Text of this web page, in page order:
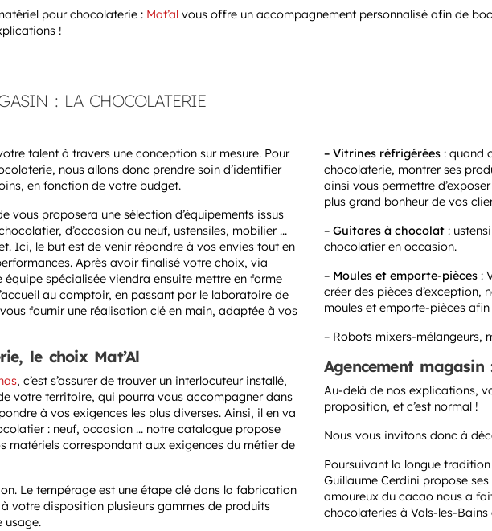
pour chocolaterie : Mat’alvous offre un accompagnement personnalisé afin de
!
: LA CHOCOLATERIE
talent à travers une conception sur mesure. Pour
nous allons donc prendre soin d’identifier
en fonction de votre budget.
vous proposera une sélection d’équipements issus
d’occasion ou neuf, ustensiles, mobilier …
Ici, le but est de venir répondre à vos envies tout en
Après avoir finalisé votre choix, via
équipe spécialisée viendra ensuite mettre en forme
au comptoir, en passant par le laboratoire de
fournir une réalisation clé en main, adaptée à vos
le choix Mat’Al
, c’est s’assurer de trouver un interlocuteur installé,
votre territoire, qui pourra vous accompagner dans
à vos exigences les plus diverses. Ainsi, il en va
: neuf, occasion … notre catalogue propose
matériels correspondant aux exigences du métier de
Le tempérage est une étape clé dans la fabrication
votre disposition plusieurs gammes de produits
usage.
– Vitrines réfrigérées: quand
chocolaterie, montrer ses
ainsi vous permettre
plus grand bonheur de vos
– Guitares à chocolat:
chocolatier en occasion.
– Moules et emporte-pièces:
créer des pièces d’exception,
moules et emporte-pièces
– Robots mixers-mélangeurs,
Agencement
Au-delà de nos explications,
proposition, et c’est normal !
Nous vous invitons donc à
Poursuivant la longue
Guillaume Cerdini propose
amoureux du cacao nous a
chocolateries à Vals-les-Bains